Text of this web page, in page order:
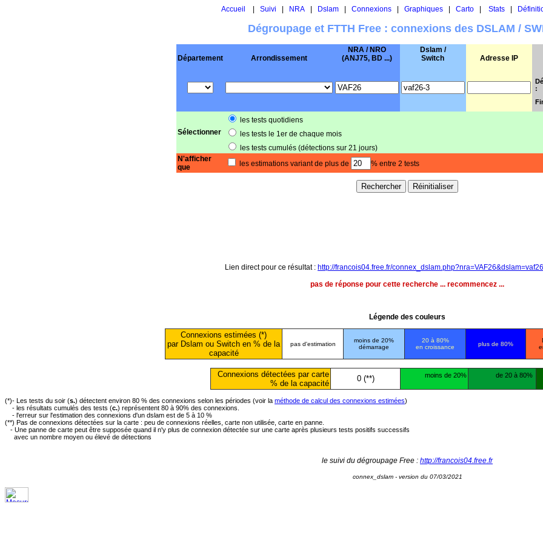
Accueil Suivi NRA| Dslam| Connexions| Graphiques| Carto| Stats|
Dégroupage et FTTH Free : connexions des DSLAM /
Département Arrondissement
NRA / NRO
(ANJ75, BD ...)
Dslam /
Switch
Adresse IP
:
Sélectionner
les tests quotidiens
les tests le 1er de chaque mois
les tests cumulés (détections sur 21 jours)
N'afficher
que
les estimations variant de plus de % entre 2 tests
Lien direct pour ce résultat : http://francois04.free.fr/
pas de réponse pour cette recherche ... recommencez ...
Légende des couleurs
Connexions estimées (*)
par Dslam ou Switch en % de la
capacité
pas d'estimation
moins de 20%
démarrage
20 à 80%
en croissance
plus de 80%
Connexions détectées par carte
% de la capacité
0 (**) moins de 20% de 20 à 80%
(*)- Les tests du soir (s.) détectent environ 80 % des connexions selon les périodes (voir la méthode de calcul des connexions estimées)
- les résultats cumulés des tests (c.) représentent 80 à 90% des connexions.
- l'erreur sur l'estimation des connexions d'un dslam est de 5 à 10 %
(**) Pas de connexions détectées sur la carte : peu de connexions réelles, carte non utilisée, carte en panne.
- Une panne de carte peut être supposée quand il n'y plus de connexion détectée sur une carte après plusieurs tests positifs successifs
avec un nombre moyen ou élevé de détections
le suivi du dégroupage Free : http://francois04.free.fr
connex_dslam - version du 07/03/2021